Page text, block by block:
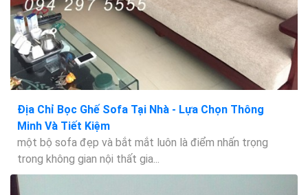
Địa Chỉ Bọc Ghế Sofa Tại Nhà - Lựa Chọn Thông
Minh Và Tiết Kiệm
một bộ sofa đẹp và bắt mắt luôn là điểm nhấn trọng
trong không gian nội thất gia...